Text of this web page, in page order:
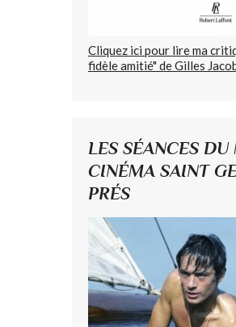
Cliquez ici pour lire ma
fidèle amitié" de Gilles
LES SÉANCES
CINÉMA SAINT
PRÉS